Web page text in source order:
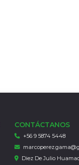
CONTÁCTANOS
+56 9 5874 5448
Diez De Julio